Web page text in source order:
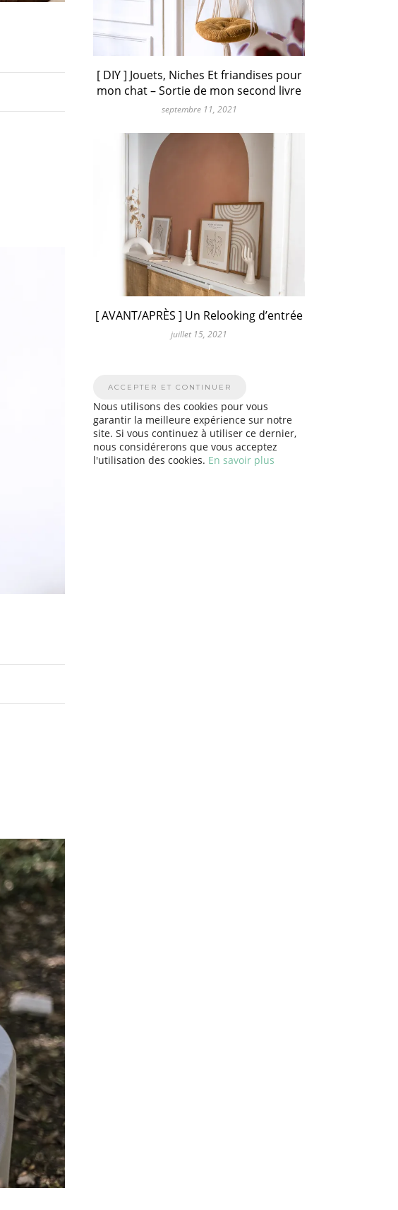
[ DIY ] Jouets, Niches Et friandises pour
mon chat – Sortie de mon second livre
septembre 11, 2021
[ AVANT/APRÈS ] Un Relooking d’entrée
juillet 15, 2021
Nous utilisons des cookies pour vous
garantir la meilleure expérience sur notre
site. Si vous continuez à utiliser ce dernier,
nous considérerons que vous acceptez
l'utilisation des cookies. En savoir plus